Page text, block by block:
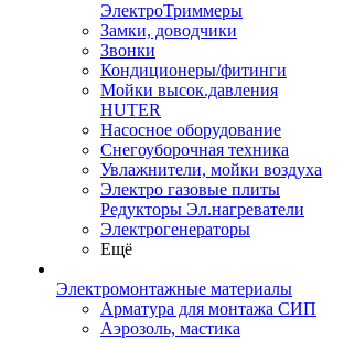
ЭлектроТриммеры
Замки, доводчики
Звонки
Кондиционеры/фитинги
Мойки высок.давления
HUTER
Насосное оборудование
Снегоуборочная техника
Увлажнители, мойки воздуха
Электро газовые плиты
Редукторы Эл.нагреватели
Электрогенераторы
Ещё
Электромонтажные материалы
Арматура для монтажа СИП
Аэрозоль, мастика